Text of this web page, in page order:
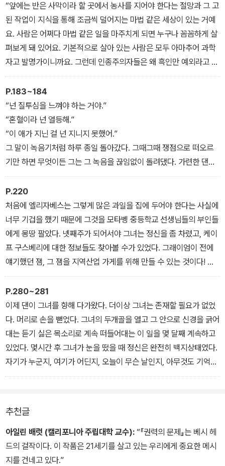
“앞에는 반은 사막이라 할 곳에서 농사를 지어야 한다는 절망과 그 고
된 작업이 지식을 통해 조금씩 덜어지는 마법 같은 세상이 있는 거예
요. 사람은 어쩌다 마법 같은 일을 마주치게 되면 누구나 꼼꼼하게 살
펴보게 돼 있어요. 기본적으로 살아 있는 사람은 모두 아마추어 과학
자고 발명가이니까요. 그런데 인종주의자들은 왜 흑인만 예외라고 보
는 거죠? 하하하, 너네는
절대 우리 문명 수준에 이르지 못할 거야, 이러면서 여기 와서 특별한
방법으로 흑인을 도와줘야 하는 이유가 도대체 뭐냐고요?”(제1부 쎌
로)
P.183~184
“넌 질투심을 느껴야 하는 거야.”
“혼혈이라 넌 열등해.”
“이 애가 지닌 걸 넌 지니지 못했어.”
그 말이 녹음기처럼 하루 종일 돌아갔다. 그때그때 쟁점으로 떠오르
기만 하면 무엇이든 그는 그 녹음을 끊임없이 돌려댔다. 가련한 댄은
혼혈에 대한 두려움을 무슨 나병처럼 지니고 그 일에 끌려들어갔다.
그게 그가 가장 좋아하는 녹음 중 하나였다. 그 녹음을 얼마나 요란스
럽게 틀어댔는지 그녀의 정신 속에서 히스테리 환자의 째지는 듯한
비명소리의 수준에 이르렀던 걸 보면, 그는 언제라도 혹시 혼혈을 만
졌다가 자신의 순수한 검은 피부가 오염될까 두려웠던 것이다.(제2부
댄)
P.220
처음에 엘리자베스는 그렇게 많은 과일을 집에 두어야 한다는 사실에
너무 기겁을 했기 때문에 그것을 모타벵 중등학교 선생님들의 부인들
에게 몽땅 팔았다. 넷째주가 되어서야 그녀는 정신을 좀 차렸고, 케이
프 구스베리에 대한 정보들도 찾아볼 수가 있었다. 그래이엄이 전에
얘기했던 잼, 그 잼을 지역산업 가게를 위해 만들 수 있는 것이다! 등
사기로 찍은 종이가 순식간에 마을에 돌았다. 모두에게 알려야 했다.
(제2부 댄)
P.280~281
이제 댄이 그녀를 향해 다가왔다. 더이상 그녀는 존재할 필요가 없었
다. 머리로 손을 뻗었다. 그녀의 두개골을 열고 그 안으로 신경을 긁어
대는 듣기 싫은 목소리로 계속 떠들어대는 이 일을 몇 달째 계속하고
있었다. 몇시간 후 그녀가 눈을 떴을 때 정신은 완전히 백지상태였다.
자기가 누군지, 여기가 어딘지, 오늘이 무슨 날인지, 아무것도 기억할
수 없었다. 머릿속에 들은 것이 아무것도 없었다. 그녀의 종말이 멀지
추천글
아일린 배럿 (캘리포니아 주립대학 교수): “『권력의 문제』는 베시 헤
드의 걸작이다. 이 작품은 21세기를 살고 있는 우리에게 중요한 메시
지를 건네고 있다.”